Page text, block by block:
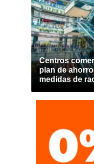
Centros
plan de
medidas de